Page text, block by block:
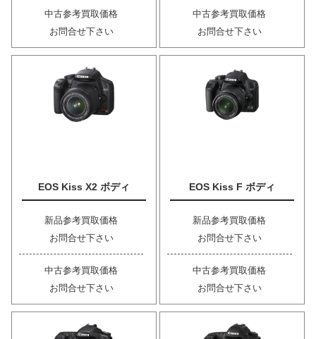
中古参考買取価格
お問合せ下さい
中古参考買取価格
お問合せ下さい
EOS Kiss X2 ボディ
新品参考買取価格
お問合せ下さい
中古参考買取価格
お問合せ下さい
EOS Kiss F ボディ
新品参考買取価格
お問合せ下さい
中古参考買取価格
お問合せ下さい